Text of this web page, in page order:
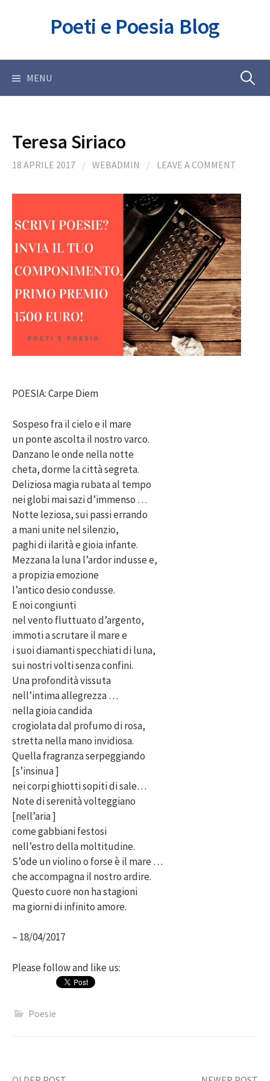
Poeti e Poesia Blog
MENU Ricerca
Teresa Siriaco
18 APRILE 2017 / WEBADMIN / LEAVE A COMMENT
POESIA: Carpe Diem
Sospeso fra il cielo e il mare
un ponte ascolta il nostro varco.
Danzano le onde nella notte
cheta, dorme la città segreta.
Deliziosa magia rubata al tempo
nei globi mai sazi d’immenso …
Notte leziosa, sui passi errando
a mani unite nel silenzio,
paghi di ilarità e gioia infante.
Mezzana la luna l’ardor indusse e,
a propizia emozione
l’antico desio condusse.
E noi congiunti
nel vento fluttuato d’argento,
immoti a scrutare il mare e
i suoi diamanti specchiati di luna,
sui nostri volti senza confini.
Una profondità vissuta
nell’intima allegrezza …
nella gioia candida
crogiolata dal profumo di rosa,
stretta nella mano invidiosa.
Quella fragranza serpeggiando
[s’insinua ]
nei corpi ghiotti sopiti di sale…
Note di serenità volteggiano
[nell’aria ]
come gabbiani festosi
nell’estro della moltitudine.
S’ode un violino o forse è il mare …
che accompagna il nostro ardire.
Questo cuore non ha stagioni
ma giorni di infinito amore.
– 18/04/2017
Please follow and like us:
Poesie